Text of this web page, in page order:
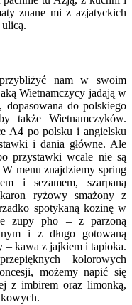
znane mi z azjatyckich
przybliżyć nam w swoim
Wietnamczycy jadają w
do polskiego
także Wietnamczyków.
A4 po polsku i angielsku
i dania główne. Ale
przystawki wcale nie są
menu znajdziemy spring
i sezamem, szarpaną
ryżowy smażony z
spotykaną kozinę w
zupy pho – z parzoną
i z długo gotowaną
– kawa z jajkiem i tapioka.
kolorowych
możemy napić się
z imbirem oraz limonką,